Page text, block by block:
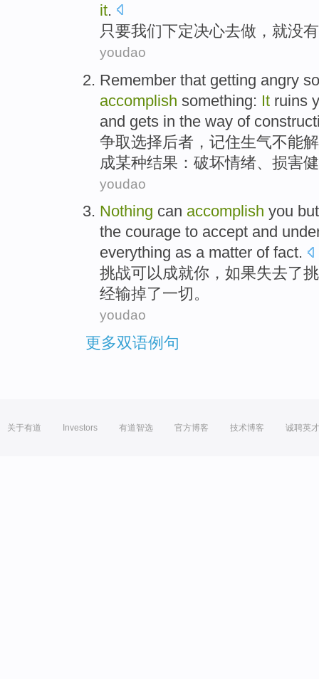
it.
只要我们下定决心去做， 就没有
youdao
Remember that getting angry
accomplish something: It ruins
and gets in the way of
争取选择后者， 记住生气不能
成某种结果 ： 破坏情绪、 损害
youdao
Nothing can accomplish you
the courage to accept and
everything as a matter of fact.
挑战可以成就你 ， 如果失去了
经输掉了一切 。
youdao
更多双语例句
关于有道 Investors 有道智选 官方博客 技术博客 诚聘英才